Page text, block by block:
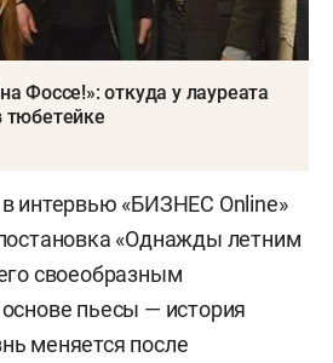
Фоссе!»: откуда у лауреата
тюбетейке
интервью «БИЗНЕС Online»
«Однажды летним
своеобразным
пьесы — история
меняется после